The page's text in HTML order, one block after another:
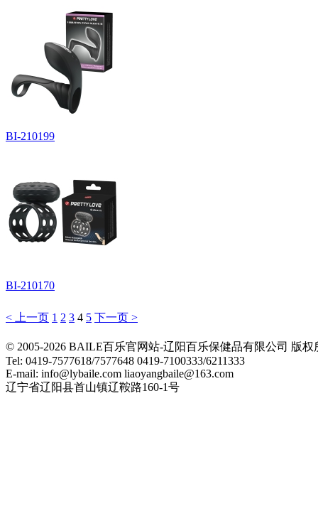
BI-210199
BI-210170
< 上一页 1 2 3 4 5 下一页 >
© 2005-2026 BAILE百乐官网站-辽阳百乐保健品有限公司 版
Tel: 0419-7577618/7577648 0419-7100333/6211333
E-mail: info@lybaile.com liaoyangbaile@163.com
辽宁省辽阳县首山镇辽鞍路160-1号